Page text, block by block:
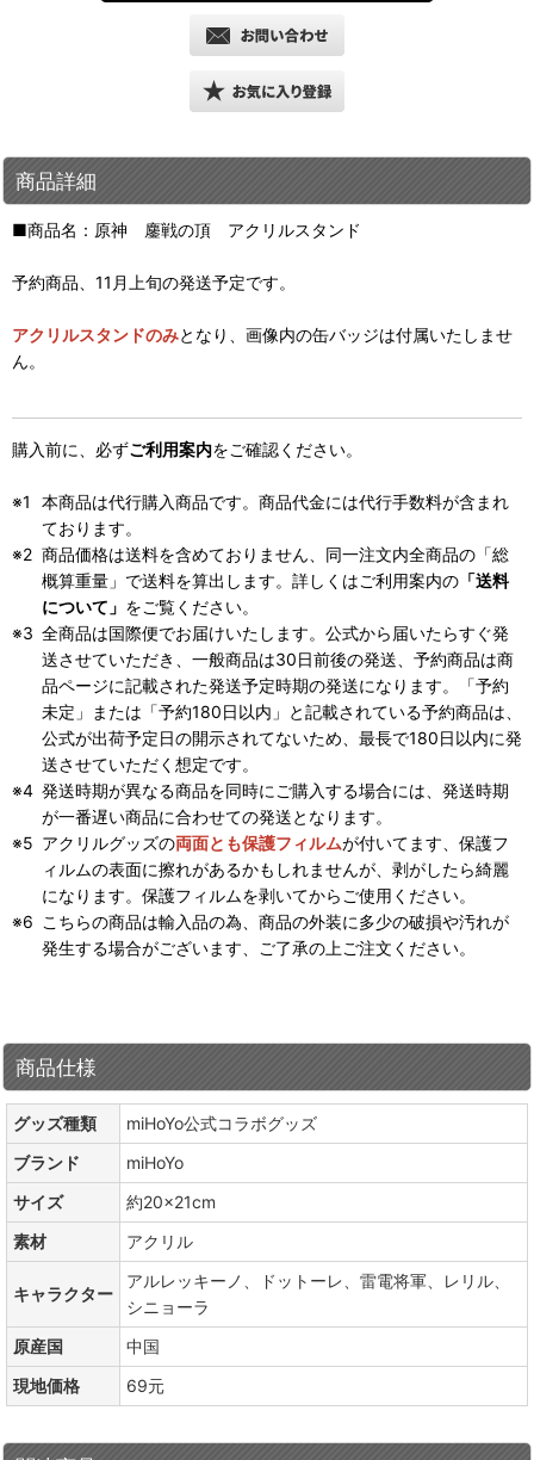
商品詳細
■商品名：原神 鏖戦の頂 アクリルスタンド
予約商品、11月上旬の発送予定です。
アクリルスタンドのみとなり、画像内の缶バッジは付属いたしませ
ん。
購入前に、必ずご利用案内をご確認ください。
本商品は代行購入商品です。商品代金には代行手数料が含まれ
ております。
商品価格は送料を含めておりません、同一注文内全商品の「総
概算重量」で送料を算出します。詳しくはご利用案内の 「送料
について」 をご覧ください。
全商品は国際便でお届けいたします。公式から届いたらすぐ発
送させていただき、一般商品は30日前後の発送、予約商品は商
品ページに記載された発送予定時期の発送になります。「予約
未定」または「予約180日以内」と記載されている予約商品は、
公式が出荷予定日の開示されてないため、最長で180日以内に発
送させていただく想定です。
発送時期が異なる商品を同時にご購入する場合には、発送時期
が一番遅い商品に合わせての発送となります。
アクリルグッズの両面とも保護フィルムが付いてます、保護フ
ィルムの表面に擦れがあるかもしれませんが、剥がしたら綺麗
になります。保護フィルムを剥いてからご使用ください。
こちらの商品は輸入品の為、商品の外装に多少の破損や汚れが
発生する場合がございます、ご了承の上ご注文ください。
商品仕様
グッズ種類
miHoYo公式コラボグッズ
ブランド
miHoYo
サイズ
約20×21cm
素材
アクリル
キャラクター
アルレッキーノ、ドットーレ、雷電将軍、レリル、
シニョーラ
原産国
中国
現地価格
69元